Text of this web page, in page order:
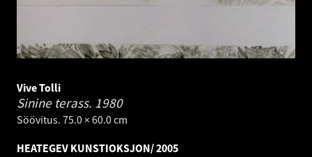
Vive Tolli
Sinine terass. 1980
Söövitus. 75.0 × 60.0 cm
HEATEGEV KUNSTIOKSJON/ 2005